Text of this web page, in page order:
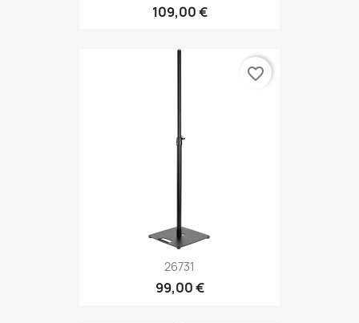
109,00 €
26731
99,00 €
favorite_border